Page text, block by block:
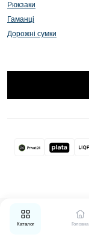
Каталог Головна
Рюкзаки
Гаманці
Дорожні сумки